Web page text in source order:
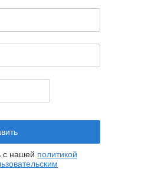
с нашей политикой